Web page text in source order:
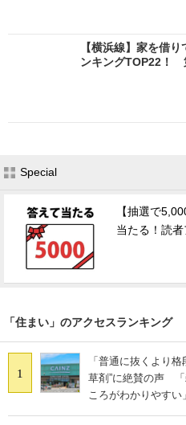
【横浜線】家を借
ンキングTOP22！
Special
【抽選で
当たる！読
「住まい」のアクセスランキング
1
「普通に抜くより
草剤”に絶賛の声 「
ころがわかりやすい」